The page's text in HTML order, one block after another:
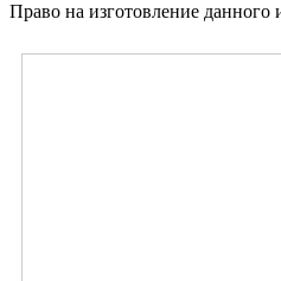
Право на изготовление данного